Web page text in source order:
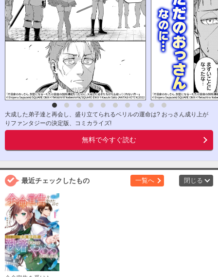
大成した弟子達と再会し、盛り立てられるベリルの運命は? おっさん成り上が
りファンタジーの決定版、コミカライズ!
無料で今すぐ読む
最近チェックしたもの 一覧へ 閉じる